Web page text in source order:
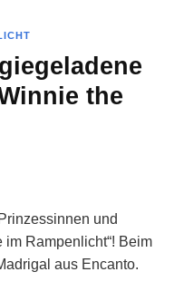
the
und
Rampenlicht“! Beim
aus Encanto.